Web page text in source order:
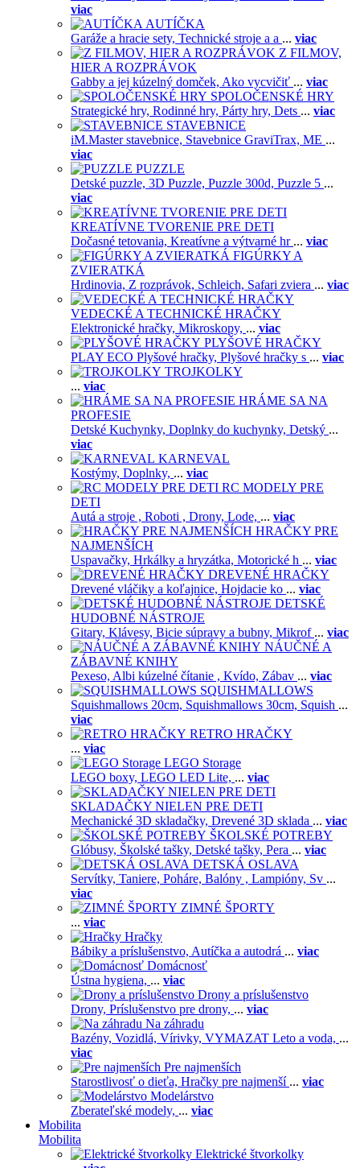
viac
AUTÍČKA
Garáže a hracie sety, Technické stroje a a ... viac
Z FILMOV,
HIER A ROZPRÁVOK
Gabby a jej kúzelný domček, Ako vycvičiť ... viac
SPOLOČENSKÉ HRY
Strategické hry, Rodinné hry, Párty hry, Dets ... viac
STAVEBNICE
iM.Master stavebnice, Stavebnice GraviTrax, ME ...
viac
PUZZLE
Detské puzzle, 3D Puzzle, Puzzle 300d, Puzzle 5 ...
viac
KREATÍVNE TVORENIE PRE DETI
Dočasné tetovania, Kreatívne a výtvarné hr ... viac
FIGÚRKY A
ZVIERATKÁ
Hrdinovia, Z rozprávok, Schleich, Safari zviera ... viac
VEDECKÉ A TECHNICKÉ HRAČKY
Elektronické hračky, Mikroskopy, ... viac
PLYŠOVÉ HRAČKY
PLAY ECO Plyšové hračky, Plyšové hračky s ... viac
TROJKOLKY
... viac
HRÁME SA NA
PROFESIE
Detské Kuchynky, Doplnky do kuchynky, Detský ...
viac
KARNEVAL
Kostýmy, Doplnky, ... viac
RC MODELY PRE
DETI
Autá a stroje , Roboti , Drony, Lode, ... viac
HRAČKY PRE
NAJMENŠÍCH
Uspavačky, Hrkálky a hryzátka, Motorické h ... viac
DREVENÉ HRAČKY
Drevené vláčiky a koľajnice, Hojdacie ko ... viac
DETSKÉ
HUDOBNÉ NÁSTROJE
Gitary, Klávesy, Bicie súpravy a bubny, Mikrof ... viac
NÁUČNÉ A
ZÁBAVNÉ KNIHY
Pexeso, Albi kúzelné čítanie , Kvído, Zábav ... viac
SQUISHMALLOWS
Squishmallows 20cm, Squishmallows 30cm, Squish ...
viac
RETRO HRAČKY
... viac
LEGO Storage
LEGO boxy, LEGO LED Lite, ... viac
SKLADAČKY NIELEN PRE DETI
Mechanické 3D skladačky, Drevené 3D sklada ... viac
ŠKOLSKÉ POTREBY
Glóbusy, Školské tašky, Detské tašky, Pera ... viac
DETSKÁ OSLAVA
Servítky, Taniere, Poháre, Balóny , Lampióny, Sv ...
viac
ZIMNÉ ŠPORTY
... viac
Hračky
Bábiky a príslušenstvo, Autíčka a autodrá ... viac
Domácnosť
Ústna hygiena, ... viac
Drony a príslušenstvo
Drony, Príslušenstvo pre drony, ... viac
Na záhradu
Bazény, Vozidlá, Vírivky, VYMAZAT Leto a voda, ...
viac
Pre najmenších
Starostlivosť o dieťa, Hračky pre najmenší ... viac
Modelárstvo
Zberateľské modely, ... viac
Mobilita
Mobilita
Elektrické štvorkolky